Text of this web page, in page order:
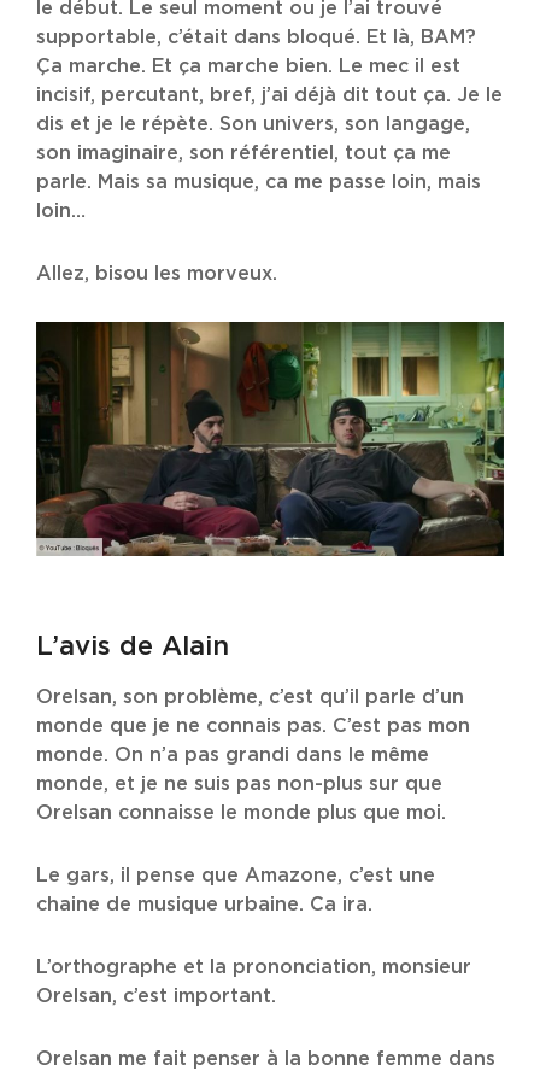
le début. Le seul moment ou je l’ai trouvé
supportable, c’était dans bloqué. Et là, BAM?
Ça marche. Et ça marche bien. Le mec il est
incisif, percutant, bref, j’ai déjà dit tout ça. Je le
dis et je le répète. Son univers, son langage,
son imaginaire, son référentiel, tout ça me
parle. Mais sa musique, ca me passe loin, mais
loin…
Allez, bisou les morveux.
L’avis de Alain
Orelsan, son problème, c’est qu’il parle d’un
monde que je ne connais pas. C’est pas mon
monde. On n’a pas grandi dans le même
monde, et je ne suis pas non-plus sur que
Orelsan connaisse le monde plus que moi.
Le gars, il pense que Amazone, c’est une
chaine de musique urbaine. Ca ira.
L’orthographe et la prononciation, monsieur
Orelsan, c’est important.
Orelsan me fait penser à la bonne femme dans